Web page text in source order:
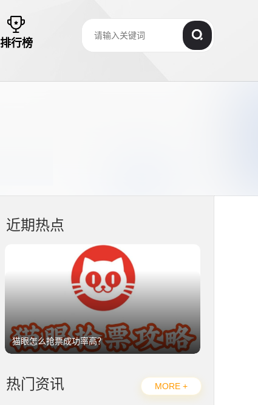
排行榜
近期热点
猫眼怎么抢票成功率高？
热门资讯 MORE +